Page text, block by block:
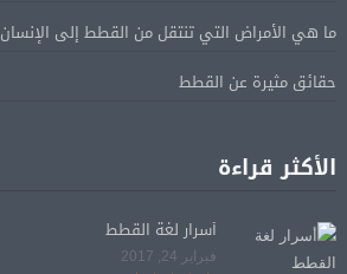
ما هي الأمراض التي تنتقل من القطط إلى الإنسان
حقائق مثيرة عن القطط
الأكثر قراءة
أسرار لغة القطط
فبراير 24, 2017